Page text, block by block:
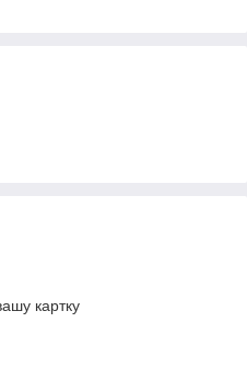
картку